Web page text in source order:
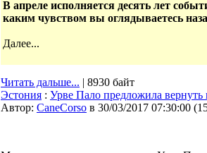
В апреле исполняется десять лет
каким чувством вы оглядываетесь
Далее...
Читать дальше... | 8930 байт
Эстония : Урве Пало предложила
Автор: CaneCorso в 30/03/2017 07:30:00 (